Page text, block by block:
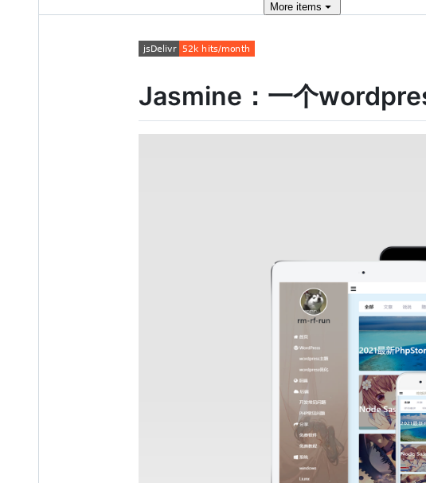
More items
Jasmine：一个